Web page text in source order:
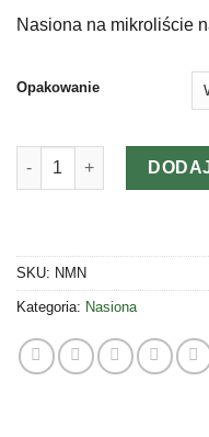
Nasiona na mikroliście
Opakowanie
ilość NASIONA
SKU: NMN
Kategoria: Nasiona